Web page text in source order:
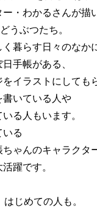
・わかるさんが描
うぶつたち。
暮らす日々のなか
手帳がある、
イラストにしても
書いている人や
る人もいます。
いる
ゃんのキャラクタ
躍です。
じめての人も。